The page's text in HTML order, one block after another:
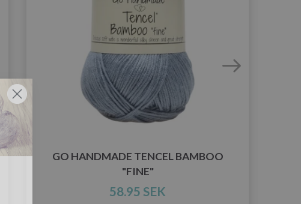
GO HANDMADE TENCEL BAMBOO
"FINE"
58.95 SEK